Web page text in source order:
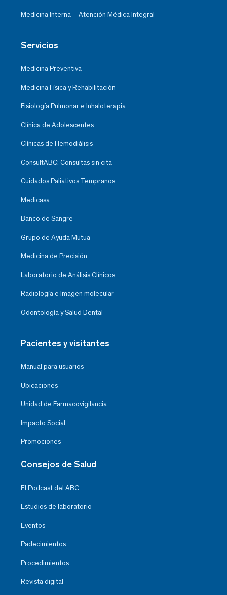
Medicina Interna – Atención Médica Integral
Servicios
Medicina Preventiva
Medicina Física y Rehabilitación
Fisiología Pulmonar e Inhaloterapia
Clínica de Adolescentes
Clínicas de Hemodiálisis
ConsultABC: Consultas sin cita
Cuidados Paliativos Tempranos
Medicasa
Banco de Sangre
Grupo de Ayuda Mutua
Medicina de Precisión
Laboratorio de Análisis Clínicos
Radiología e Imagen molecular
Odontología y Salud Dental
Pacientes y visitantes
Manual para usuarios
Ubicaciones
Unidad de Farmacovigilancia
Impacto Social
Promociones
Consejos de Salud
El Podcast del ABC
Estudios de laboratorio
Eventos
Padecimientos
Procedimientos
Revista digital